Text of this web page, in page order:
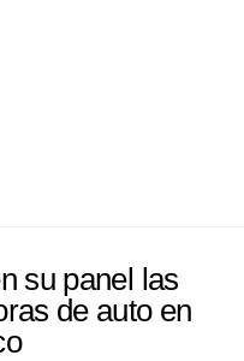
su panel las
de auto en